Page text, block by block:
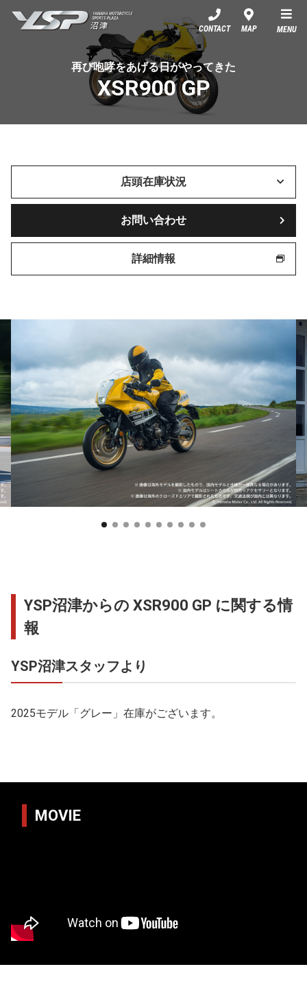
CONTACT MAP MENU
再び咆哮をあげる日がやってきた
XSR900 GP
店頭在庫状況
お問い合わせ
詳細情報
YSP沼津からの XSR900 GP に関する情
報
YSP沼津スタッフより
2025モデル「グレー」在庫がございます。
MOVIE